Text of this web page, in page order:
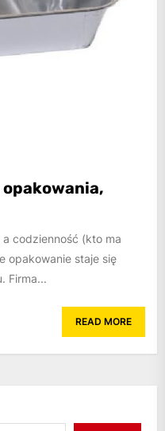
codzienność (kto ma
opakowanie staje się
Firma...
READ MORE